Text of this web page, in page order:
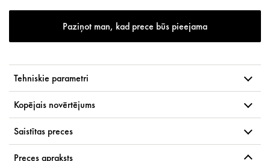
Paziņot man, kad prece būs pieejama
Tehniskie parametri
Kopējais novērtējums
Saistītas preces
Preces apraksts